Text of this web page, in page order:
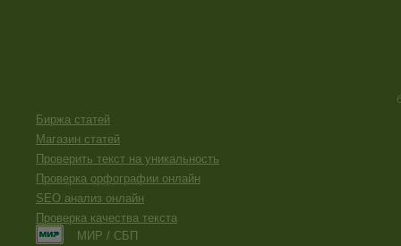
Биржа статей
Магазин статей
Проверить текст на уникальность
Проверка орфографии онлайн
SEO анализ онлайн
Проверка качества текста
МИР / СБП